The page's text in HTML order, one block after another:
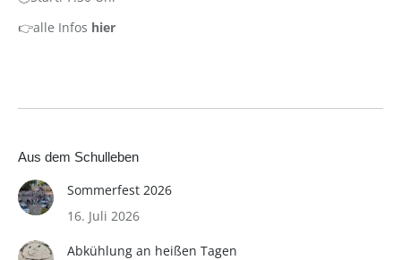
👉alle Infos hier
Aus dem Schulleben
Sommerfest 2026
16. Juli 2026
Abkühlung an heißen Tagen